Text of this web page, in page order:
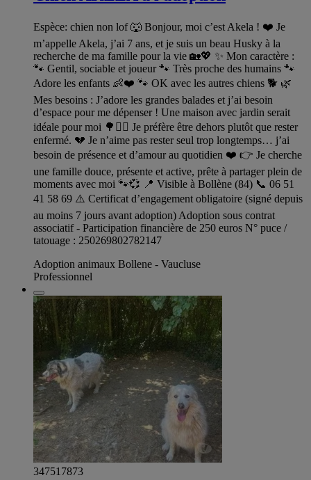
Espèce: chien non lof 🐺 Bonjour, moi c’est Akela ! ❤️ Je
m’appelle Akela, j’ai 7 ans, et je suis un beau Husky à la
recherche de ma famille pour la vie 🏡💖 ✨ Mon caractère :
🐾 Gentil, sociable et joueur 🐾 Très proche des humains 🐾
Adore les enfants 👶❤️ 🐾 OK avec les autres chiens 🐕 🌿
Mes besoins : J’adore les grandes balades et j’ai besoin
d’espace pour me dépenser ! Une maison avec jardin serait
idéale pour moi 🌳🏃‍♂️ Je préfère être dehors plutôt que rester
enfermé. 💔 Je n’aime pas rester seul trop longtemps… j’ai
besoin de présence et d’amour au quotidien ❤️ 👉 Je cherche
une famille douce, présente et active, prête à partager plein de
moments avec moi 🐾💞 📍 Visible à Bollène (84) 📞 06 51
41 58 69 ⚠️ Certificat d’engagement obligatoire (signé depuis
au moins 7 jours avant adoption) Adoption sous contrat
associatif - Participation financière de 250 euros N° puce /
tatouage : 250269802782147
Adoption animaux Bollene - Vaucluse
Professionnel
347517873